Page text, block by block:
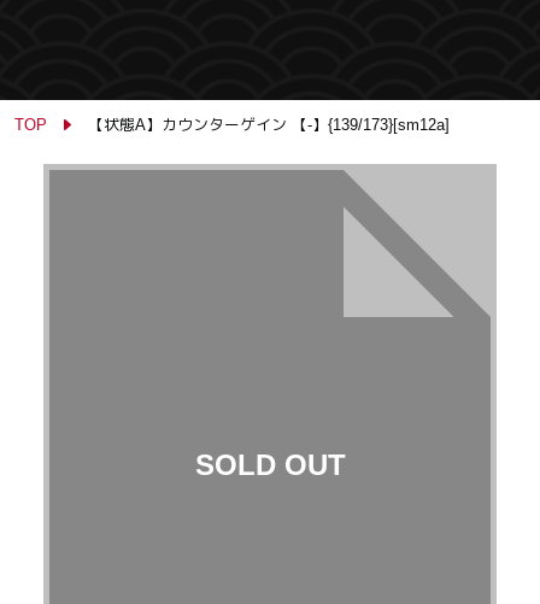
TOP 【状態A】カウンターゲイン 【-】{139/173}[sm12a]